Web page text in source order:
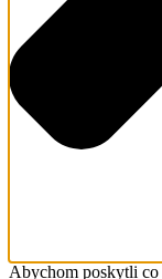
Abychom poskytli co